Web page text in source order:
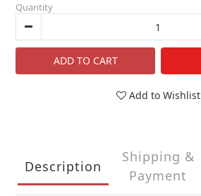
Quantity
ADD TO CART
Add to Wishlist
Description
Shipping &
Payment